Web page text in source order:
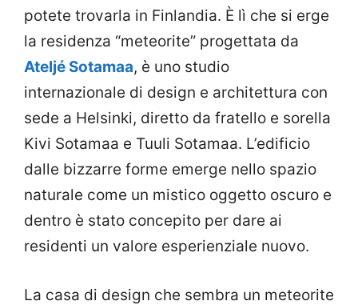
potete trovarla in Finlandia. È lì che si erge
la residenza “meteorite” progettata da
Ateljé Sotamaa, è uno studio
internazionale di design e architettura con
sede a Helsinki, diretto da fratello e sorella
Kivi Sotamaa e Tuuli Sotamaa. L’edificio
dalle bizzarre forme emerge nello spazio
naturale come un mistico oggetto oscuro e
dentro è stato concepito per dare ai
residenti un valore esperienziale nuovo.
La casa di design che sembra un meteorite